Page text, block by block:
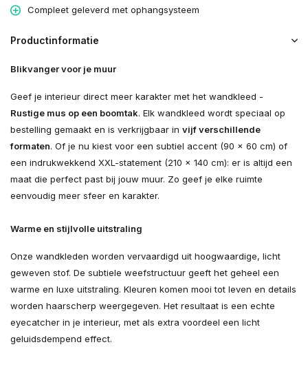
Compleet geleverd met ophangsysteem
Productinformatie
Blikvanger voor je muur
Geef je interieur direct meer karakter met het wandkleed -
Rustige mus op een boomtak. Elk wandkleed wordt speciaal op
bestelling gemaakt en is verkrijgbaar in vijf verschillende
formaten. Of je nu kiest voor een subtiel accent (90 × 60 cm) of
een indrukwekkend XXL-statement (210 × 140 cm): er is altijd een
maat die perfect past bij jouw muur. Zo geef je elke ruimte
eenvoudig meer sfeer en karakter.
Warme en stijlvolle uitstraling
Onze wandkleden worden vervaardigd uit hoogwaardige, licht
geweven stof. De subtiele weefstructuur geeft het geheel een
warme en luxe uitstraling. Kleuren komen mooi tot leven en details
worden haarscherp weergegeven. Het resultaat is een echte
eyecatcher in je interieur, met als extra voordeel een licht
geluidsdempend effect.